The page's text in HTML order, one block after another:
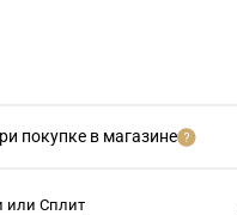
покупке в магазине
или Сплит